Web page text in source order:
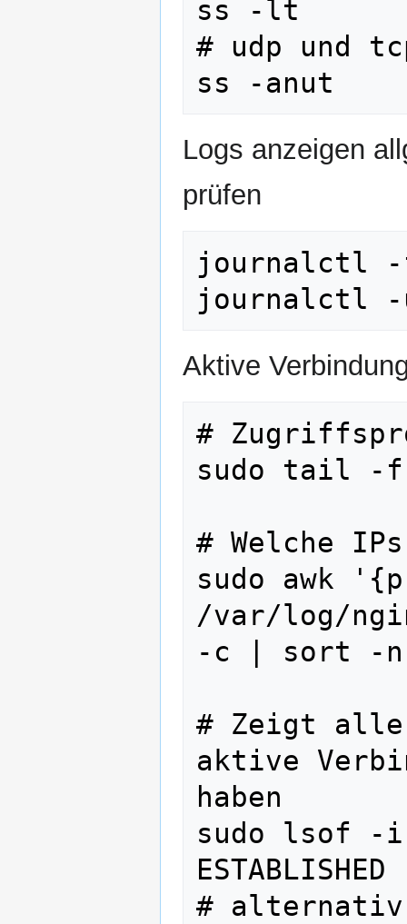
ss -lt
# udp und
Logs anzeigen
prüfen
journalctl
Aktive
#
sudo tail -f
# Welche
sudo awk
/var/log/
-c | sort -
# Zeigt alle
aktive
haben
sudo lsof -
ESTABLISHED
# alternativ